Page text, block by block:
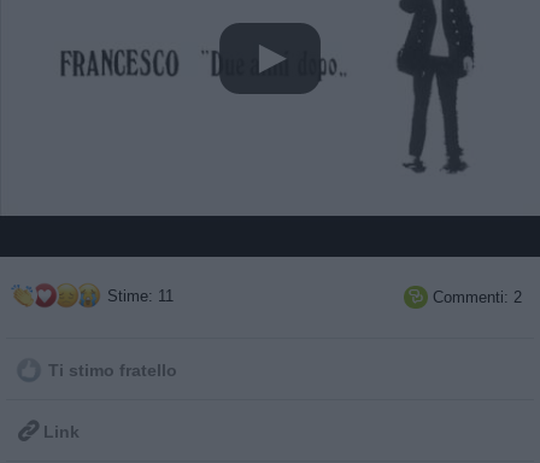
Stime: 11  Commenti: 2
Ti stimo fratello
 Link